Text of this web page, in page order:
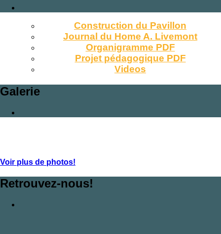
Construction du Pavillon
Journal du Home A. Livemont
Organigramme PDF
Projet pédagogique PDF
Videos
Galerie
Voir plus de photos!
Retrouvez-nous!